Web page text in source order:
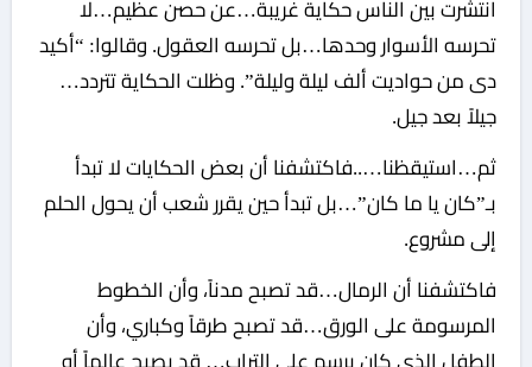
انتشرت بين الناس حكاية غريبة…عن حصن عظيم…لا
تحرسه الأسوار وحدها…بل تحرسه العقول. وقالوا: “أكيد
دى من حواديت ألف ليلة وليلة”. وظلت الحكاية تتردد…
جيلاً بعد جيل.
ثم…استيقظنا…..فاكتشفنا أن بعض الحكايات لا تبدأ
بـ”كان يا ما كان”…بل تبدأ حين يقرر شعب أن يحول الحلم
إلى مشروع.
فاكتشفنا أن الرمال…قد تصبح مدناً، وأن الخطوط
المرسومة على الورق…قد تصبح طرقاً وكباري، وأن
الطفل الذي كان يرسم على التراب… قد يصبح عالماً أو